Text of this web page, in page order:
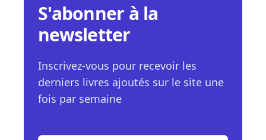
S'abonner à la
newsletter
Inscrivez-vous pour recevoir les
derniers livres ajoutés sur le site une
fois par semaine